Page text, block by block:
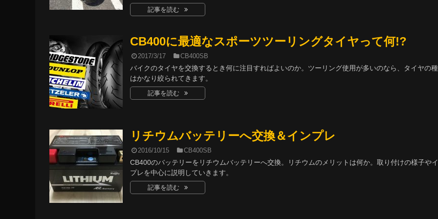
記事を読む
CB400に最適なスポーツツーリングタイヤって何!?
2017/3/17 CB400SB
バイクのタイヤを交換するとき何に注目すればよいのか。ツーリング使用が多いのなら、タイヤの
はかなり絞られてきます。
記事を読む
リチウムバッテリーへ交換＆インプレ
2016/10/15 CB400SB
CB400のバッテリーをリチウムバッテリーへ交換。リチウムのメリットは何か。取り付けの様子や
プレを中心に説明していきます。
記事を読む